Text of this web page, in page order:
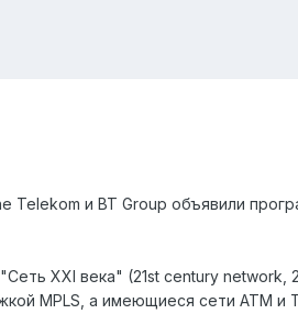
и BT Group объявили
XXI века" (21st century network,
MPLS, а имеющиеся сети ATM и